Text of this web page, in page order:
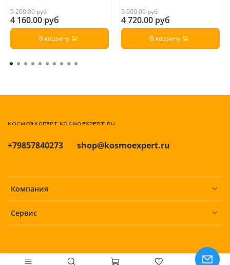
5 200.00 руб
4 160.00 руб
В корзину
5 900.00 руб
4 720.00 руб
В корзину
Компания
Сервис
+79857840273 shop@kosmoexpert.ru
КОСМОЭКСПЕРТ KOSMOEXPERT.RU